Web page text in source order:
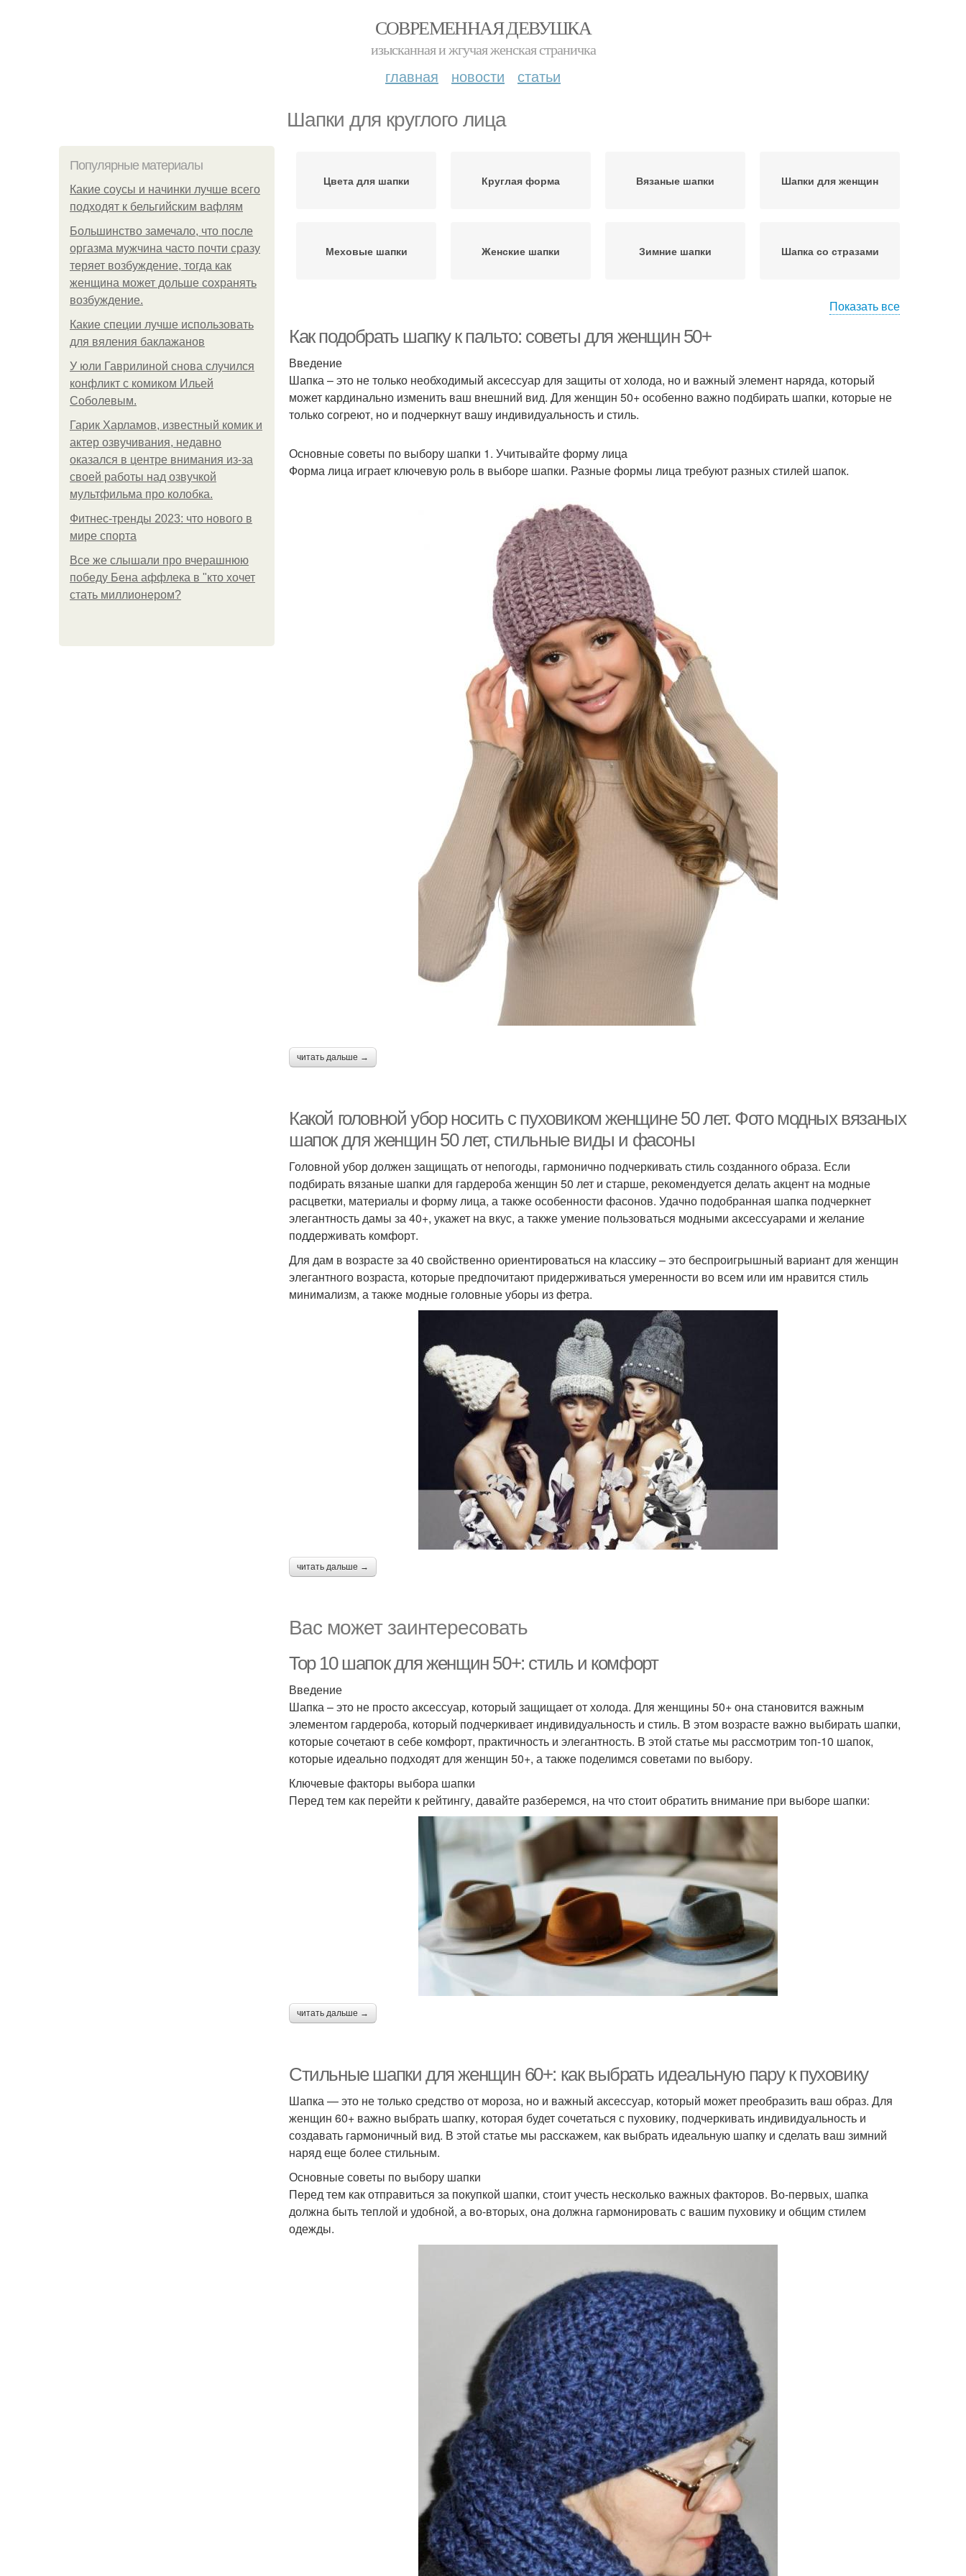
СОВРЕМЕННАЯ ДЕВУШКА
изысканная и жгучая женская страничка
главная новости статьи
Шапки для круглого лица
Популярные материалы
Какие соусы и начинки лучше всего
подходят к бельгийским вафлям
Большинство замечало, что после
оргазма мужчина часто почти сразу
теряет возбуждение, тогда как
женщина может дольше сохранять
возбуждение.
Какие специи лучше использовать
для вяления баклажанов
У юли Гаврилиной снова случился
конфликт с комиком Ильей
Соболевым.
Гарик Харламов, известный комик и
актер озвучивания, недавно
оказался в центре внимания из-за
своей работы над озвучкой
мультфильма про колобка.
Фитнес-тренды 2023: что нового в
мире спорта
Все же слышали про вчерашнюю
победу Бена аффлека в "кто хочет
стать миллионером?
Цвета для шапки Круглая форма Вязаные шапки Шапки для женщин
Меховые шапки Женские шапки Зимние шапки Шапка со стразами
отворотом
Шапка с меховым
помпоном
Шапка из фетра Шапка с цветком Твердая шапка
Шапка с ушами Шапки из альпаки
Показать все
Как подобрать шапку к пальто: советы для женщин 50+
Введение
Шапка – это не только необходимый аксессуар для защиты от холода, но и важный элемент наряда, который
может кардинально изменить ваш внешний вид. Для женщин 50+ особенно важно подбирать шапки, которые не
только согреют, но и подчеркнут вашу индивидуальность и стиль.
Основные советы по выбору шапки 1. Учитывайте форму лица
Форма лица играет ключевую роль в выборе шапки. Разные формы лица требуют разных стилей шапок.
читать дальше →
Какой головной убор носить с пуховиком женщине 50 лет. Фото модных вязаных
шапок для женщин 50 лет, стильные виды и фасоны
Головной убор должен защищать от непогоды, гармонично подчеркивать стиль созданного образа. Если
подбирать вязаные шапки для гардероба женщин 50 лет и старше, рекомендуется делать акцент на модные
расцветки, материалы и форму лица, а также особенности фасонов. Удачно подобранная шапка подчеркнет
элегантность дамы за 40+, укажет на вкус, а также умение пользоваться модными аксессуарами и желание
поддерживать комфорт.
Для дам в возрасте за 40 свойственно ориентироваться на классику – это беспроигрышный вариант для женщин
элегантного возраста, которые предпочитают придерживаться умеренности во всем или им нравится стиль
минимализм, а также модные головные уборы из фетра.
читать дальше →
Вас может заинтересовать
Top 10 шапок для женщин 50+: стиль и комфорт
Введение
Шапка – это не просто аксессуар, который защищает от холода. Для женщины 50+ она становится важным
элементом гардероба, который подчеркивает индивидуальность и стиль. В этом возрасте важно выбирать шапки,
которые сочетают в себе комфорт, практичность и элегантность. В этой статье мы рассмотрим топ-10 шапок,
которые идеально подходят для женщин 50+, а также поделимся советами по выбору.
Ключевые факторы выбора шапки
Перед тем как перейти к рейтингу, давайте разберемся, на что стоит обратить внимание при выборе шапки:
читать дальше →
Стильные шапки для женщин 60+: как выбрать идеальную пару к пуховику
Шапка — это не только средство от мороза, но и важный аксессуар, который может преобразить ваш образ. Для
женщин 60+ важно выбрать шапку, которая будет сочетаться с пуховику, подчеркивать индивидуальность и
создавать гармоничный вид. В этой статье мы расскажем, как выбрать идеальную шапку и сделать ваш зимний
наряд еще более стильным.
Основные советы по выбору шапки
Перед тем как отправиться за покупкой шапки, стоит учесть несколько важных факторов. Во-первых, шапка
должна быть теплой и удобной, а во-вторых, она должна гармонировать с вашим пуховику и общим стилем
одежды.